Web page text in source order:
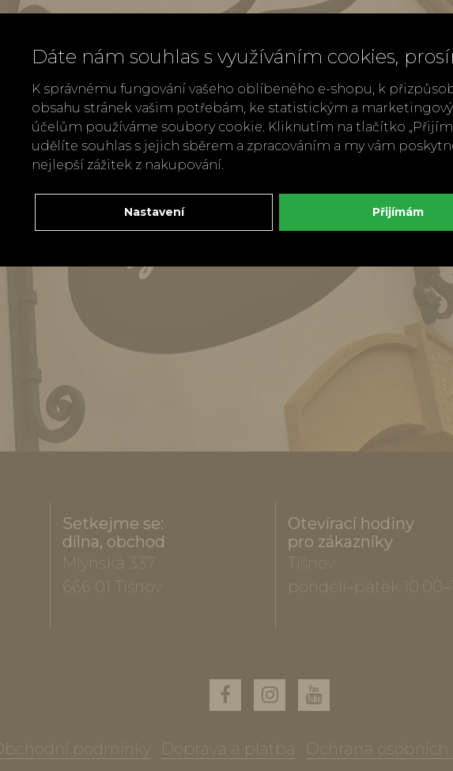
Setkejme se:
dílna, obchod
Mlýnská 337
666 01 Tišnov
Otevírací hodiny
pro zákazníky
Tišnov
pondělí–pátek
Obchodní podmínky Doprava a platba Ochrana
Dáte nám souhlas s využíváním cookies,
K správnému fungování vašeho oblíbeného e-shopu, k
obsahu stránek vašim potřebám, ke statistickým a
účelům používáme soubory cookie. Kliknutím na tlačítko
udělíte souhlas s jejich sběrem a zpracováním a my vám
nejlepší zážitek z nakupování.
Nastavení Přijímám